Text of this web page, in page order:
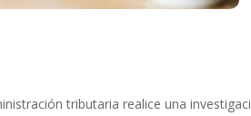
tributaria realice una